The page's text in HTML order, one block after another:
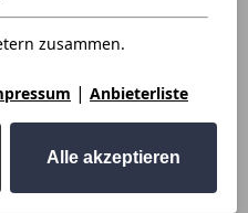
zusammen.
| Anbieterliste
Alle akzeptieren